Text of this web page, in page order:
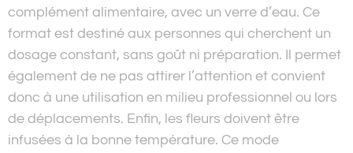
complément alimentaire, avec un verre d’eau. Ce
format est destiné aux personnes qui cherchent un
dosage constant, sans goût ni préparation. Il permet
également de ne pas attirer l’attention et convient
donc à une utilisation en milieu professionnel ou lors
de déplacements. Enfin, les fleurs doivent être
infusées à la bonne température. Ce mode